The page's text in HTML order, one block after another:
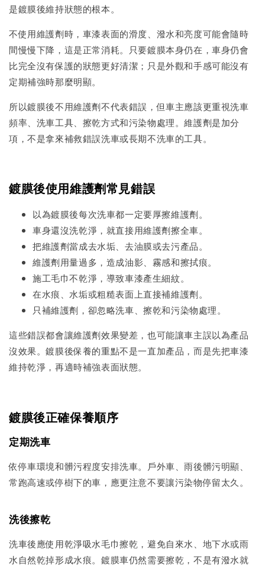
是鍍膜後維持狀態的根本。
不使用維護劑時，車漆表面的滑度、潑水和亮度可能會隨時
間慢慢下降，這是正常消耗。只要鍍膜本身仍在，車身仍會
比完全沒有保護的狀態更好清潔；只是外觀和手感可能沒有
定期補強時那麼明顯。
所以鍍膜後不用維護劑不代表錯誤，但車主應該更重視洗車
頻率、洗車工具、擦乾方式和污染物處理。維護劑是加分
項，不是拿來補救錯誤洗車或長期不洗車的工具。
鍍膜後使用維護劑常見錯誤
以為鍍膜後每次洗車都一定要厚擦維護劑。
車身還沒洗乾淨，就直接用維護劑擦全車。
把維護劑當成去水垢、去油膜或去污產品。
維護劑用量過多，造成油影、霧感和擦拭痕。
施工毛巾不乾淨，導致車漆產生細紋。
在水痕、水垢或粗糙表面上直接補維護劑。
只補維護劑，卻忽略洗車、擦乾和污染物處理。
這些錯誤都會讓維護劑效果變差，也可能讓車主誤以為產品
沒效果。鍍膜後保養的重點不是一直加產品，而是先把車漆
維持乾淨，再適時補強表面狀態。
鍍膜後正確保養順序
定期洗車
依停車環境和髒污程度安排洗車。戶外車、雨後髒污明顯、
常跑高速或停樹下的車，應更注意不要讓污染物停留太久。
洗後擦乾
洗車後應使用乾淨吸水毛巾擦乾，避免自來水、地下水或雨
水自然乾掉形成水痕。鍍膜車仍然需要擦乾，不是有潑水就